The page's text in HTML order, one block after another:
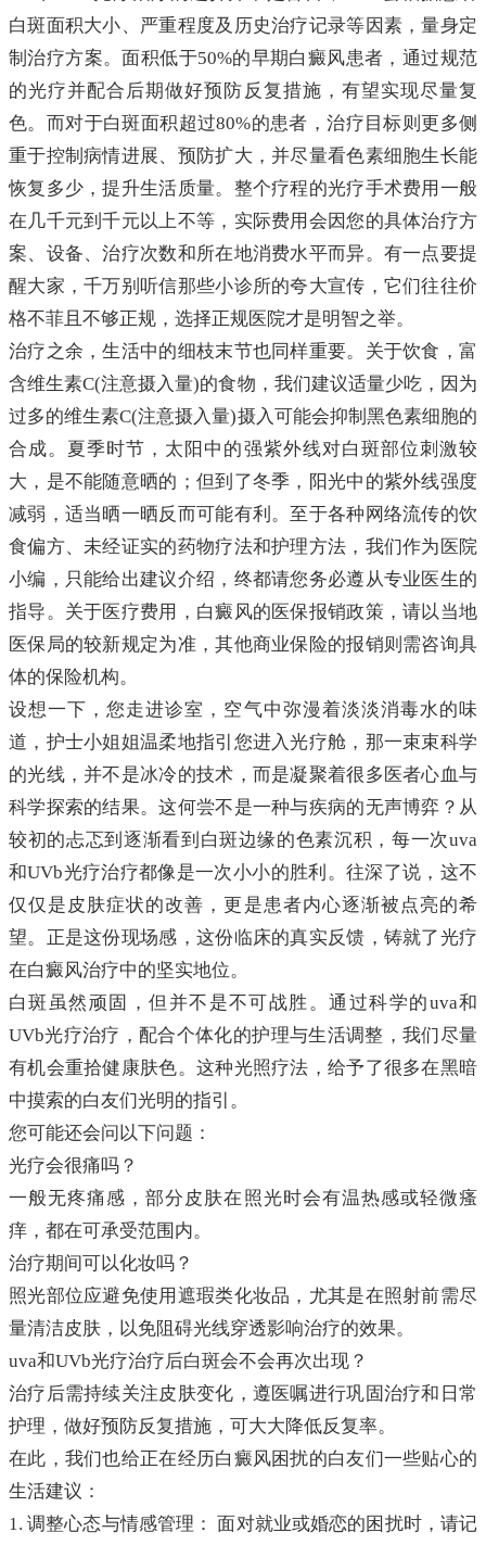
白斑面积大小、严重程度及历史治疗记录等因素，量身定
制治疗方案。面积低于50%的早期白癜风患者，通过规范
的光疗并配合后期做好预防反复措施，有望实现尽量复
色。而对于白斑面积超过80%的患者，治疗目标则更多侧
重于控制病情进展、预防扩大，并尽量看色素细胞生长能
恢复多少，提升生活质量。整个疗程的光疗手术费用一般
在几千元到千元以上不等，实际费用会因您的具体治疗方
案、设备、治疗次数和所在地消费水平而异。有一点要提
醒大家，千万别听信那些小诊所的夸大宣传，它们往往价
格不菲且不够正规，选择正规医院才是明智之举。
治疗之余，生活中的细枝末节也同样重要。关于饮食，富
含维生素C(注意摄入量)的食物，我们建议适量少吃，因为
过多的维生素C(注意摄入量)摄入可能会抑制黑色素细胞的
合成。夏季时节，太阳中的强紫外线对白斑部位刺激较
大，是不能随意晒的；但到了冬季，阳光中的紫外线强度
减弱，适当晒一晒反而可能有利。至于各种网络流传的饮
食偏方、未经证实的药物疗法和护理方法，我们作为医院
小编，只能给出建议介绍，终都请您务必遵从专业医生的
指导。关于医疗费用，白癜风的医保报销政策，请以当地
医保局的较新规定为准，其他商业保险的报销则需咨询具
体的保险机构。
设想一下，您走进诊室，空气中弥漫着淡淡消毒水的味
道，护士小姐姐温柔地指引您进入光疗舱，那一束束科学
的光线，并不是冰冷的技术，而是凝聚着很多医者心血与
科学探索的结果。这何尝不是一种与疾病的无声博弈？从
较初的忐忑到逐渐看到白斑边缘的色素沉积，每一次uva
和UVb光疗治疗都像是一次小小的胜利。往深了说，这不
仅仅是皮肤症状的改善，更是患者内心逐渐被点亮的希
望。正是这份现场感，这份临床的真实反馈，铸就了光疗
在白癜风治疗中的坚实地位。
白斑虽然顽固，但并不是不可战胜。通过科学的uva和
UVb光疗治疗，配合个体化的护理与生活调整，我们尽量
有机会重拾健康肤色。这种光照疗法，给予了很多在黑暗
中摸索的白友们光明的指引。
您可能还会问以下问题：
光疗会很痛吗？
一般无疼痛感，部分皮肤在照光时会有温热感或轻微瘙
痒，都在可承受范围内。
治疗期间可以化妆吗？
照光部位应避免使用遮瑕类化妆品，尤其是在照射前需尽
量清洁皮肤，以免阻碍光线穿透影响治疗的效果。
uva和UVb光疗治疗后白斑会不会再次出现？
治疗后需持续关注皮肤变化，遵医嘱进行巩固治疗和日常
护理，做好预防反复措施，可大大降低反复率。
在此，我们也给正在经历白癜风困扰的白友们一些贴心的
生活建议：
1. 调整心态与情感管理： 面对就业或婚恋的困扰时，请记